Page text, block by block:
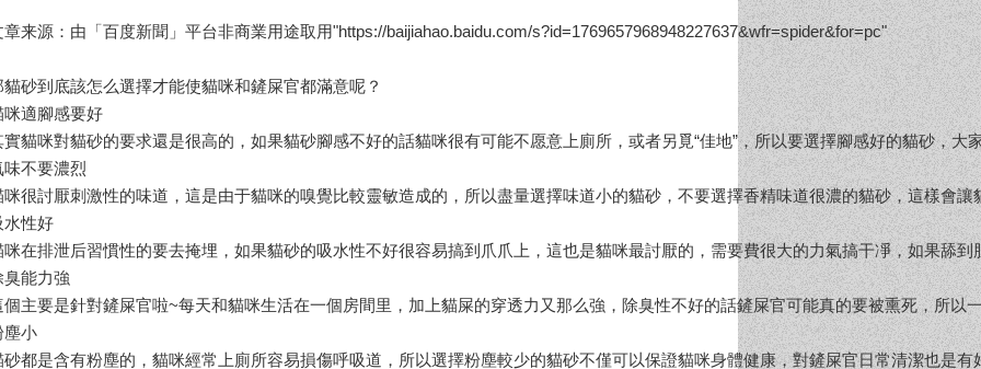
章来源：由「百度新聞」平台非商業用途取用"https://baijiahao.baidu.com/s?id=1769657968948227637&wfr=spider&for=pc"
貓砂到底該怎么選擇才能使貓咪和鏟屎官都滿意呢？
咪適腳感要好
實貓咪對貓砂的要求還是很高的，如果貓砂腳感不好的話貓咪很有可能不愿意上廁所，或者另覓“佳地”，所以要選擇腳感好的貓砂
味不要濃烈
咪很討厭刺激性的味道，這是由于貓咪的嗅覺比較靈敏造成的，所以盡量選擇味道小的貓砂，不要選擇香精味道很濃的貓砂，這樣會
水性好
咪在排泄后習慣性的要去掩埋，如果貓砂的吸水性不好很容易搞到爪爪上，這也是貓咪最討厭的，需要費很大的力氣搞干凈，如果舔
臭能力強
個主要是針對鏟屎官啦~每天和貓咪生活在一個房間里，加上貓屎的穿透力又那么強，除臭性不好的話鏟屎官可能真的要被熏死，所以
塵小
砂都是含有粉塵的，貓咪經常上廁所容易損傷呼吸道，所以選擇粉塵較少的貓砂不僅可以保證貓咪身體健康，對鏟屎官日常清潔也是有